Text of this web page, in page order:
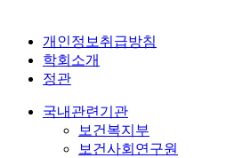
개인정보취급방침
학회소개
정관
국내관련기관
보건복지부
보건사회연구원